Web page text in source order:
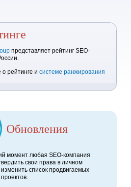
представляет рейтинг SEO-
рейтинге и системе ранжирования
Обновления
момент любая SEO-компания
свои права в личном
список продвигаемых